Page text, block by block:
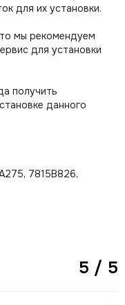
для их установки.
мы рекомендуем
для установки
получить
данного
7815В826,
5 / 5